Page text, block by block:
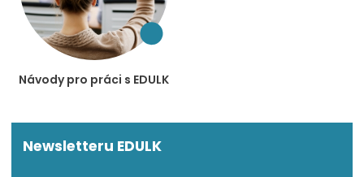
Návody pro práci s EDULK
Newsletteru EDULK